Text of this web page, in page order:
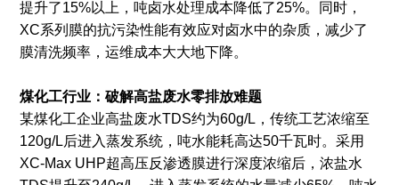
提升了15%以上，吨卤水处理成本降低了25%。同时，
XC系列膜的抗污染性能有效应对卤水中的杂质，减少了
膜清洗频率，运维成本大大地下降。
煤化工行业：破解高盐废水零排放难题
某煤化工企业高盐废水TDS约为60g/L，传统工艺浓缩至
120g/L后进入蒸发系统，吨水能耗高达50千瓦时。采用
XC-Max UHP超高压反渗透膜进行深度浓缩后，浓盐水